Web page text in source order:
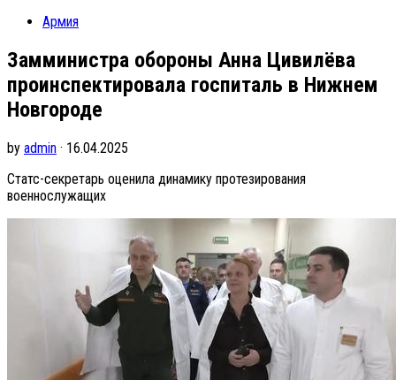
Армия
Замминистра обороны Анна Цивилёва
проинспектировала госпиталь в Нижнем
Новгороде
by admin · 16.04.2025
Статс-секретарь оценила динамику протезирования
военнослужащих